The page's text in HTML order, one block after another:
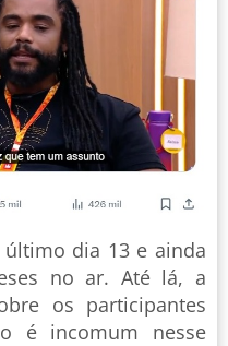
dia 13 e ainda
no ar. Até lá, a
os participantes
é incomum nesse